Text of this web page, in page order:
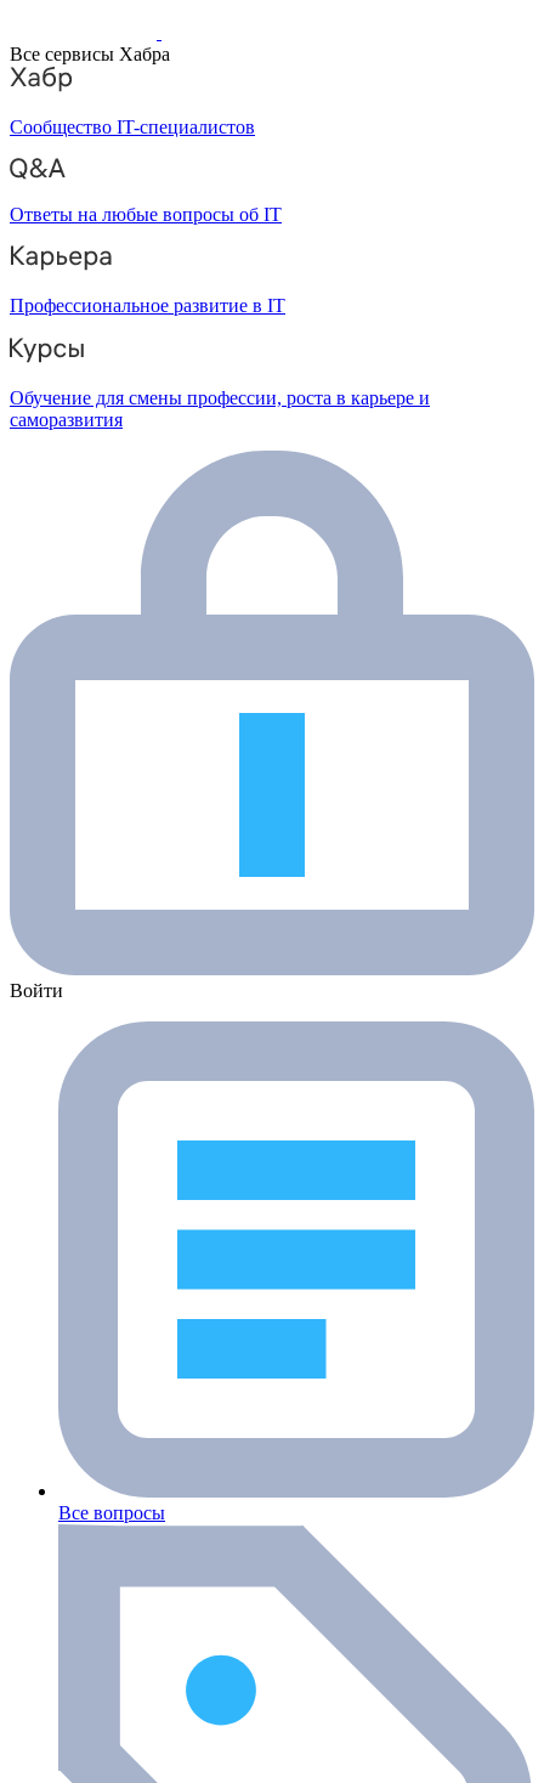
Все сервисы Хабра
Сообщество IT-специалистов
Ответы на любые вопросы об IT
Профессиональное развитие в IT
Обучение для смены профессии, роста в карьере и
саморазвития
Войти
Все вопросы